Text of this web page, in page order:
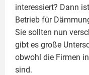
interessiert? Dann
Betrieb für
Sie sollten nun
gibt es große
obwohl die Firmen
sind.